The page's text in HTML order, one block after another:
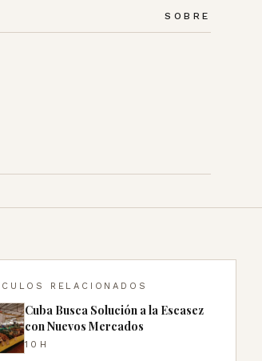
SOBRE
RELACIONADOS
Cuba Busca Solución a la Escasez
con Nuevos Mercados
10H